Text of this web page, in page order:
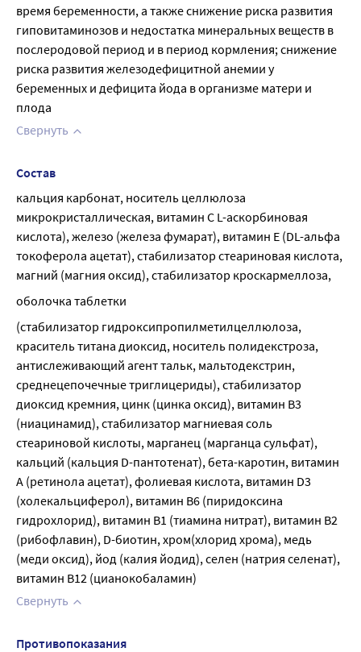
время беременности, а также снижение риска развития
гиповитаминозов и недостатка минеральных веществ в
послеродовой период и в период кормления; снижение
риска развития железодефицитной анемии у
беременных и дефицита йода в организме матери и
плода
Свернуть
Состав
кальция карбонат, носитель целлюлоза
микрокристаллическая, витамин С L-аскорбиновая
кислота), железо (железа фумарат), витамин Е (DL-альфа
токоферола ацетат), стабилизатор стеариновая кислота,
магний (магния оксид), стабилизатор кроскармеллоза,
оболочка таблетки
(стабилизатор гидроксипропилметилцеллюлоза,
краситель титана диоксид, носитель полидекстроза,
антислеживающий агент тальк, мальтодекстрин,
среднецепочечные триглицериды), стабилизатор
диоксид кремния, цинк (цинка оксид), витамин В3
(ниацинамид), стабилизатор магниевая соль
стеариновой кислоты, марганец (марганца сульфат),
кальций (кальция D-пантотенат), бета-каротин, витамин
А (ретинола ацетат), фолиевая кислота, витамин D3
(холекальциферол), витамин В6 (пиридоксина
гидрохлорид), витамин В1 (тиамина нитрат), витамин В2
(рибофлавин), D-биотин, хром(хлорид хрома), медь
(меди оксид), йод (калия йодид), селен (натрия селенат),
витамин В12 (цианокобаламин)
Свернуть
Противопоказания